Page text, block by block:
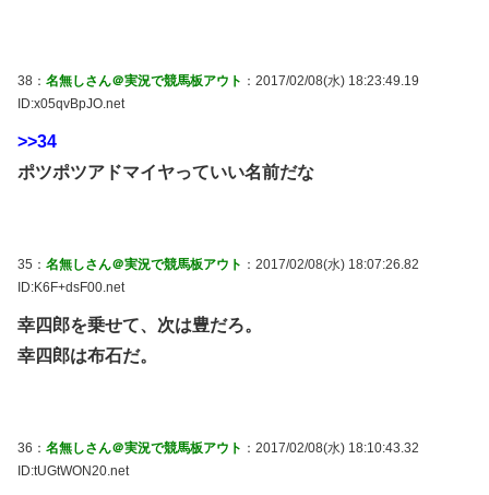
38： 名無しさん＠実況で競馬板アウト ：2017/02/08(水) 18:23:49.19
ID:x05qvBpJO.net
>>34
ポツポツアドマイヤっていい名前だな
35： 名無しさん＠実況で競馬板アウト ：2017/02/08(水) 18:07:26.82
ID:K6F+dsF00.net
幸四郎を乗せて、次は豊だろ。
幸四郎は布石だ。
36： 名無しさん＠実況で競馬板アウト ：2017/02/08(水) 18:10:43.32
ID:tUGtWON20.net